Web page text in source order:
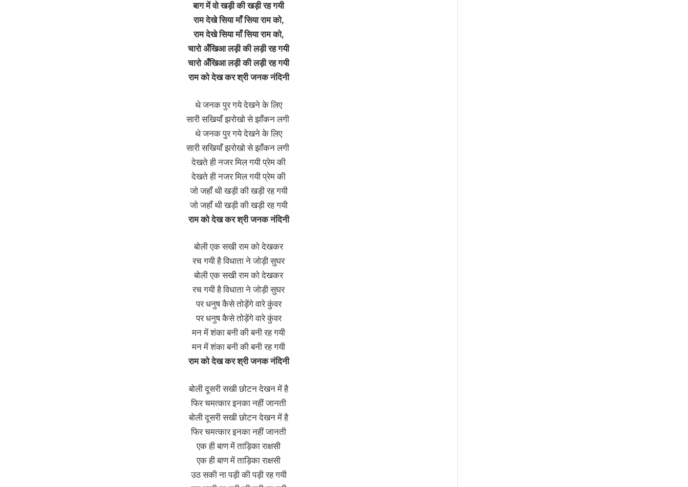
बाग में वो खड़ी की खड़ी रह गयी
राम देखे सिया माँ सिया राम को,
राम देखे सिया माँ सिया राम को,
चारो अँखिआ लड़ी की लड़ी रह गयी
चारो अँखिआ लड़ी की लड़ी रह गयी
राम को देख कर श्री जनक नंदिनी
थे जनक पुर गये देखने के लिए
सारी सखियाँ झरोखो से झाँकन लगी
थे जनक पुर गये देखने के लिए
सारी सखियाँ झरोखो से झाँकन लगी
देखते ही नजर मिल गयी प्रेम की
देखते ही नजर मिल गयी प्रेम की
जो जहाँ थी खड़ी की खड़ी रह गयी
जो जहाँ थी खड़ी की खड़ी रह गयी
राम को देख कर श्री जनक नंदिनी
बोली एक सखी राम को देखकर
रच गयी है विधाता ने जोड़ी सुघर
बोली एक सखी राम को देखकर
रच गयी है विधाता ने जोड़ी सुघर
पर धनुष कैसे तोड़ेंगे वारे कुंवर
पर धनुष कैसे तोड़ेंगे वारे कुंवर
मन में शंका बनी की बनी रह गयी
मन में शंका बनी की बनी रह गयी
राम को देख कर श्री जनक नंदिनी
बोली दूसरी सखी छोटन देखन में है
फिर चमत्कार इनका नहीं जानती
बोली दूसरी सखी छोटन देखन में है
फिर चमत्कार इनका नहीं जानती
एक ही बाण में ताड़िका राक्षसी
एक ही बाण में ताड़िका राक्षसी
उठ सकी ना पड़ी की पड़ी रह गयी